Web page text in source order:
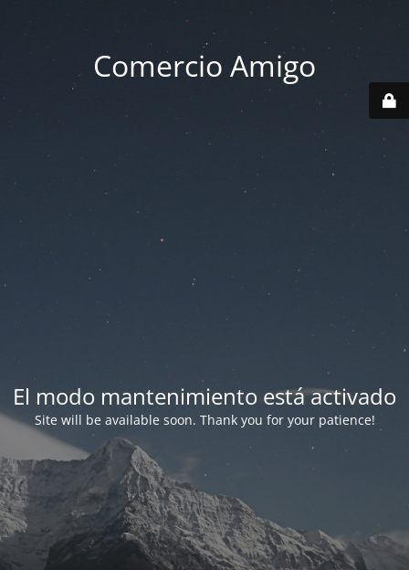
Comercio Amigo
El modo mantenimiento está activado
Site will be available soon. Thank you for your patience!